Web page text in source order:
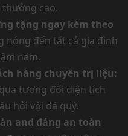
thưởng cao.
tặng ngay kèm theo
nóng đến tất cả gia đình
năm.
hàng chuyên trị liệu:
tương đối diện tích
hỏi vội đá quý.
and đáng an toàn